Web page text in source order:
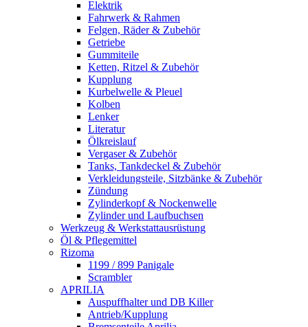
Elektrik
Fahrwerk & Rahmen
Felgen, Räder & Zubehör
Getriebe
Gummiteile
Ketten, Ritzel & Zubehör
Kupplung
Kurbelwelle & Pleuel
Kolben
Lenker
Literatur
Ölkreislauf
Vergaser & Zubehör
Tanks, Tankdeckel & Zubehör
Verkleidungsteile, Sitzbänke & Zubehör
Zündung
Zylinderkopf & Nockenwelle
Zylinder und Laufbuchsen
Werkzeug & Werkstattausrüstung
Öl & Pflegemittel
Rizoma
1199 / 899 Panigale
Scrambler
APRILIA
Auspuffhalter und DB Killer
Antrieb/Kupplung